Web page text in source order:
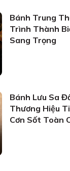
Bánh Trung
Trình Thành
Sang Trọng
Bánh Lưu Sa
Thương Hiệu
Cơn Sốt Toàn